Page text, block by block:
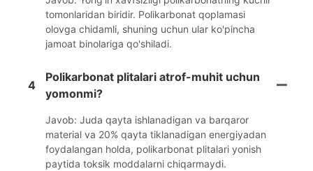
tomonlaridan biridir. Polikarbonat qoplamasi
olovga chidamli, shuning uchun ular ko'pincha
jamoat binolariga qo'shiladi.
4
Polikarbonat plitalari atrof-muhit uchun
yomonmi?
Javob: Juda qayta ishlanadigan va barqaror
material va 20% qayta tiklanadigan energiyadan
foydalangan holda, polikarbonat plitalari yonish
paytida toksik moddalarni chiqarmaydi.